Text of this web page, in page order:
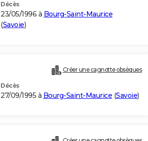
Décès
23/05/1996 à Bourg-Saint-Maurice
(Savoie)
Créer une cagnotte obsèques
Décès
27/09/1995 à Bourg-Saint-Maurice (Savoie)